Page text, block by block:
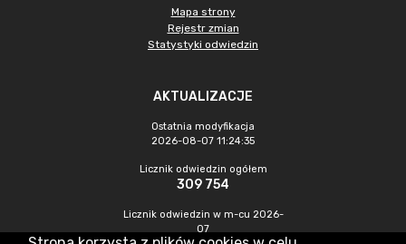
Mapa strony
Rejestr zmian
Statystyki odwiedzin
AKTUALIZACJE
Ostatnia modyfikacja
2026-08-07 11:24:35
Licznik odwiedzin ogółem
309 754
Licznik odwiedzin w m-cu 2026-
07